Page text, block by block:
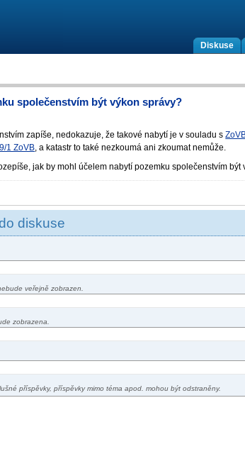
Diskuse
společenstvím být výkon správy?
zapíše, nedokazuje, že takové nabytí je v souladu s
1 ZoVB , a katastr to také nezkoumá ani zkoumat nemůže.
jak by mohl účelem nabytí pozemku společenstvím být
diskuse
veřejně zobrazen.
zobrazena.
příspěvky, příspěvky mimo téma apod. mohou být odstraněny.